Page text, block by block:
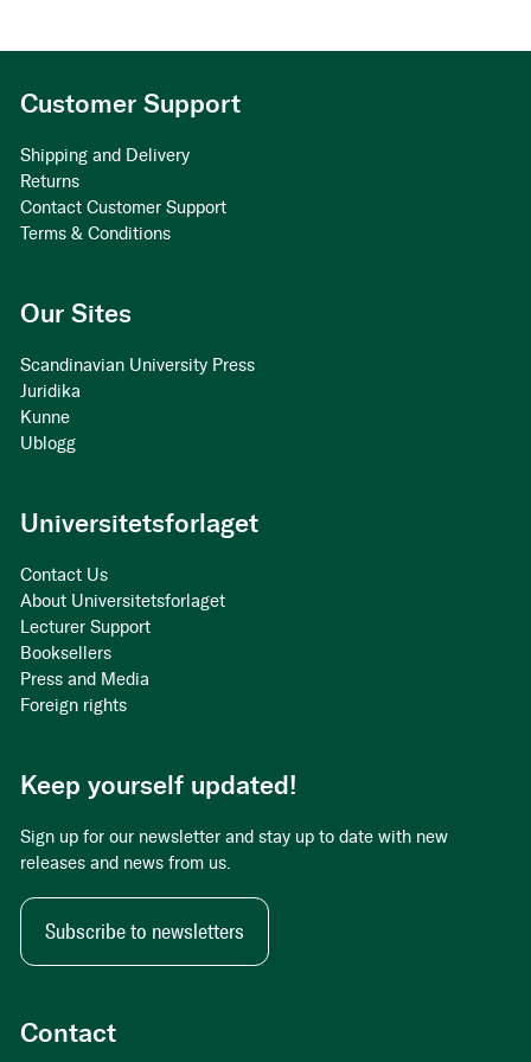
Contact
Customer Support
Shipping and Delivery
Returns
Contact Customer Support
Terms & Conditions
Our Sites
Scandinavian University Press
Juridika
Kunne
Ublogg
Universitetsforlaget
Contact Us
About Universitetsforlaget
Lecturer Support
Booksellers
Press and Media
Foreign rights
Keep yourself updated!
Sign up for our newsletter and stay up to date with new
releases and news from us.
Subscribe to newsletters